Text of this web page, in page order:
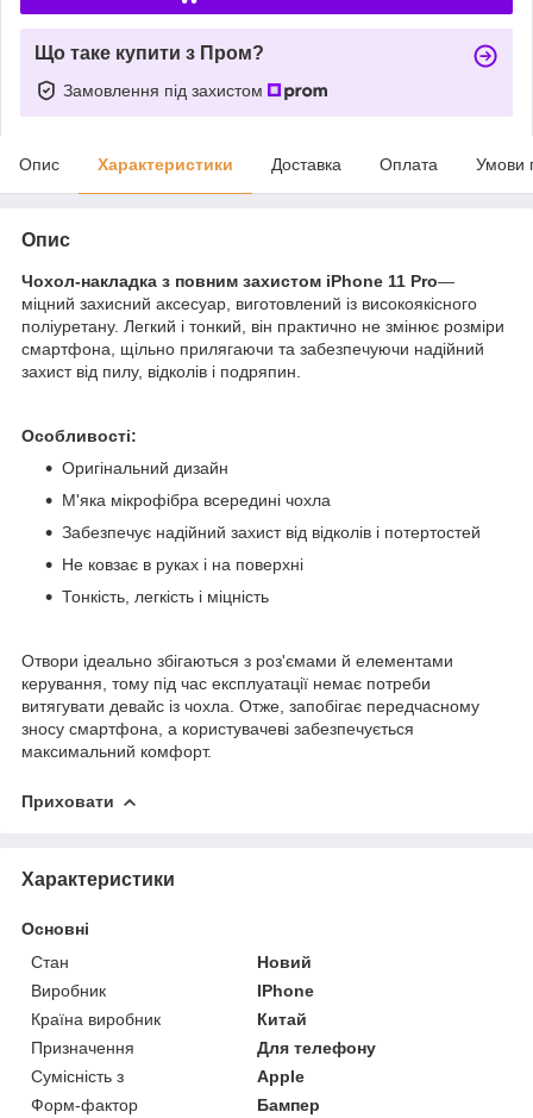
Що таке купити з Пром?
Замовлення під захистом
Опис Характеристики Доставка Оплата Умови
Опис
Чохол-накладка з повним захистом iPhone 11 Pro—
міцний захисний аксесуар, виготовлений із високоякісного
поліуретану. Легкий і тонкий, він практично не змінює розміри
смартфона, щільно прилягаючи та забезпечуючи надійний
захист від пилу, відколів і подряпин.
Особливості:
Оригінальний дизайн
М'яка мікрофібра всередині чохла
Забезпечує надійний захист від відколів і потертостей
Не ковзає в руках і на поверхні
Тонкість, легкість і міцність
Отвори ідеально збігаються з роз'ємами й елементами
керування, тому під час експлуатації немає потреби
витягувати девайс із чохла. Отже, запобігає передчасному
зносу смартфона, а користувачеві забезпечується
максимальний комфорт.
Приховати
Характеристики
Основні
Стан
Новий
Виробник
IPhone
Країна виробник
Китай
Призначення
Для телефону
Сумісність з
Apple
Форм-фактор
Бампер